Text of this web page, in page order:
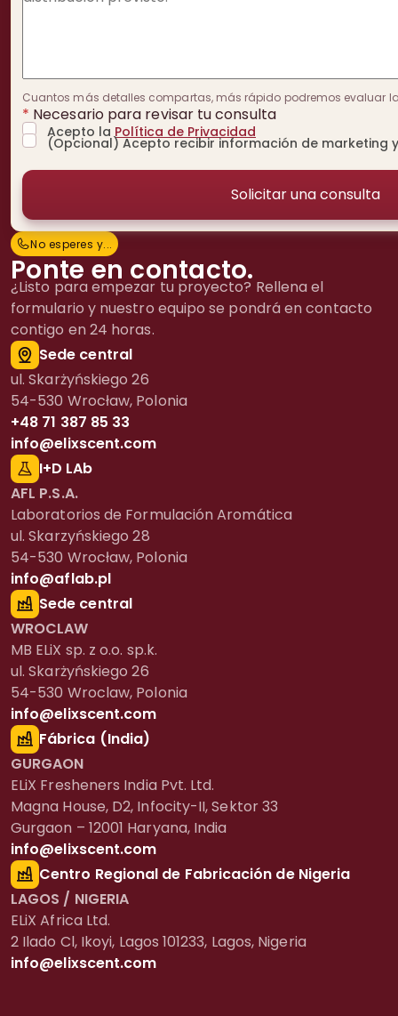
No esperes y...
No esperes y...
Ponte en contacto.
¿Listo para empezar tu proyecto? Rellena el
formulario y nuestro equipo se pondrá en contacto
contigo en 24 horas.
Sede central
ul. Skarżyńskiego 26
54-530 Wrocław, Polonia
+48 71 387 85 33
info@elixscent.com
I+D LAb
AFL P.S.A.
Laboratorios de Formulación Aromática
ul. Skarzyńskiego 28
54-530 Wrocław, Polonia
info@aflab.pl
Sede central
WROCLAW
MB ELiX sp. z o.o. sp.k.
ul. Skarżyńskiego 26
54-530 Wroclaw, Polonia
info@elixscent.com
Fábrica (India)
GURGAON
ELiX Fresheners India Pvt. Ltd.
Magna House, D2, Infocity-II, Sektor 33
Gurgaon – 12001 Haryana, India
info@elixscent.com
Centro Regional de Fabricación de Nigeria
LAGOS / NIGERIA
ELiX Africa Ltd.
2 Ilado Cl, Ikoyi, Lagos 101233, Lagos, Nigeria
info@elixscent.com
Cuantos más detalles compartas, más rápido podremos evaluar
* Necesario para revisar tu consulta
Acepto laPolítica de Privacidad
(Opcional) Acepto recibir información de marketing